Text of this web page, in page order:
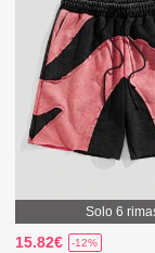
Solo 6
15.82€ -12%